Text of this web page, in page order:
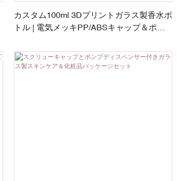
カスタム100ml 3Dプリントガラス製香水ボ
トル | 電気メッキPP/ABSキャップ＆ポン